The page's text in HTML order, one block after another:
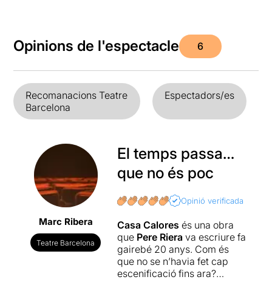
Opinions de l'espectacle 6
Recomanacions Teatre
Barcelona
Espectadors/es
Marc Ribera
Teatre Barcelona
El temps passa…
que no és poc
Opinió verificada
Casa Calores és una obra
que Pere Riera va escriure fa
gairebé 20 anys. Com és
que no se n’havia fet cap
escenificació fins ara?